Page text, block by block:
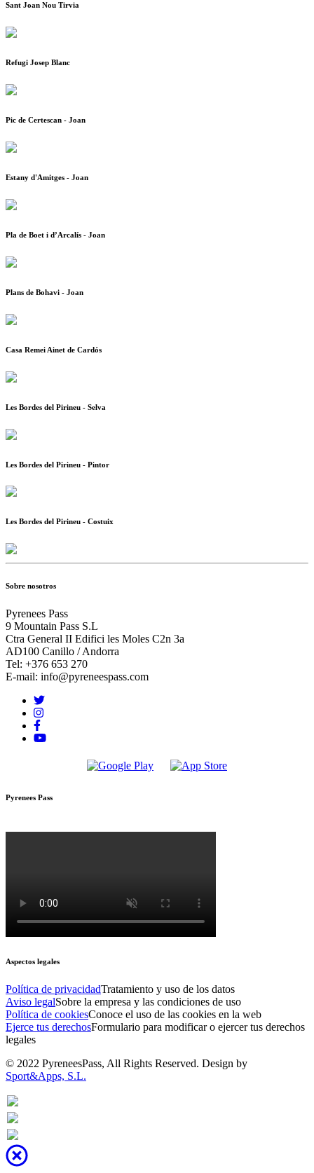
Sant Joan Nou Tirvia
Refugi Josep Blanc
Pic de Certescan - Joan
Estany d'Amitges - Joan
Pla de Boet i d’Arcalís - Joan
Plans de Bohavi - Joan
Casa Remei Ainet de Cardós
Les Bordes del Pirineu - Selva
Les Bordes del Pirineu - Pintor
Les Bordes del Pirineu - Costuix
Sobre nosotros
Pyrenees Pass
9 Mountain Pass S.L
Ctra General II Edifici les Moles C2n 3a
AD100 Canillo / Andorra
Tel: +376 653 270
E-mail: info@pyreneespass.com
Pyrenees Pass
Aspectos legales
Política de privacidadTratamiento y uso de los datos
Aviso legalSobre la empresa y las condiciones de uso
Política de cookiesConoce el uso de las cookies en la web
Ejerce tus derechosFormulario para modificar o ejercer tus derechos
legales
© 2022 PyreneesPass, All Rights Reserved. Design by
Sport&Apps, S.L.